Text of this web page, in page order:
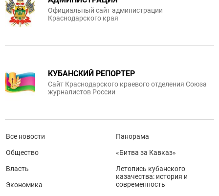
Официальный сайт администрации
Краснодарского края
КУБАНСКИЙ РЕПОРТЕР
Сайт Краснодарского краевого отделения Союза
журналистов России
Все новости
Общество
Власть
Экономика
Панорама
«Битва за Кавказ»
Летопись кубанского
казачества: история и
современность